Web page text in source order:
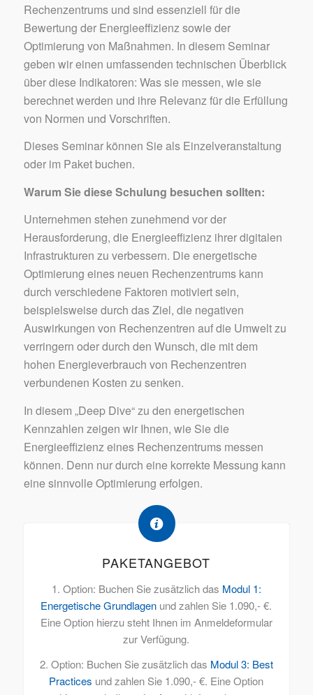
Rechenzentrums und sind essenziell für die
Bewertung der Energieeffizienz sowie der
Optimierung von Maßnahmen. In diesem Seminar
geben wir einen umfassenden technischen Überblick
über diese Indikatoren: Was sie messen, wie sie
berechnet werden und ihre Relevanz für die Erfüllung
von Normen und Vorschriften.
Dieses Seminar können Sie als Einzelveranstaltung
oder im Paket buchen.
Warum Sie diese Schulung besuchen sollten:
Unternehmen stehen zunehmend vor der
Herausforderung, die Energieeffizienz ihrer digitalen
Infrastrukturen zu verbessern. Die energetische
Optimierung eines neuen Rechenzentrums kann
durch verschiedene Faktoren motiviert sein,
beispielsweise durch das Ziel, die negativen
Auswirkungen von Rechenzentren auf die Umwelt zu
verringern oder durch den Wunsch, die mit dem
hohen Energieverbrauch von Rechenzentren
verbundenen Kosten zu senken.
In diesem „Deep Dive“ zu den energetischen
Kennzahlen zeigen wir Ihnen, wie Sie die
Energieeffizienz eines Rechenzentrums messen
können. Denn nur durch eine korrekte Messung kann
eine sinnvolle Optimierung erfolgen.
PAKETANGEBOT
1. Option: Buchen Sie zusätzlich das Modul 1:
Energetische Grundlagen und zahlen Sie 1.090,- €.
Eine Option hierzu steht Ihnen im Anmeldeformular
zur Verfügung.
2. Option: Buchen Sie zusätzlich das Modul 3: Best
Practices und zahlen Sie 1.090,- €. Eine Option